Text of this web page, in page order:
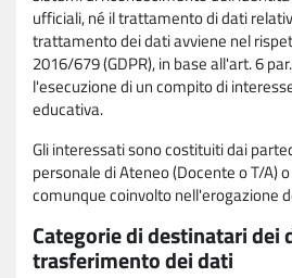
ufficiali, né il trattamento di dati
trattamento dei dati avviene nel
2016/679 (GDPR), in base all'art. 6
l'esecuzione di un compito di
educativa.
Gli interessati sono costituiti dai
personale di Ateneo (Docente o T/A)
comunque coinvolto nell'erogazione
Categorie di destinatari dei
trasferimento dei dati